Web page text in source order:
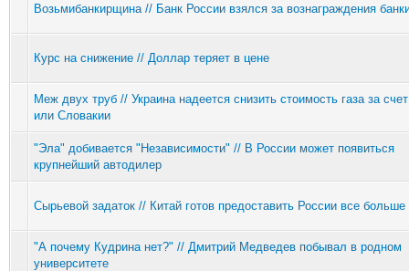
Возьмибанкирщина // Банк России взялся за вознаграждения
Курс на снижение // Доллар теряет в цене
Меж двух труб // Украина надеется снизить стоимость газа за
или Словакии
"Эла" добивается "Независимости" // В России может появиться
крупнейший автодилер
Сырьевой задаток // Китай готов предоставить России все больше
"А почему Кудрина нет?" // Дмитрий Медведев побывал в родном
университете